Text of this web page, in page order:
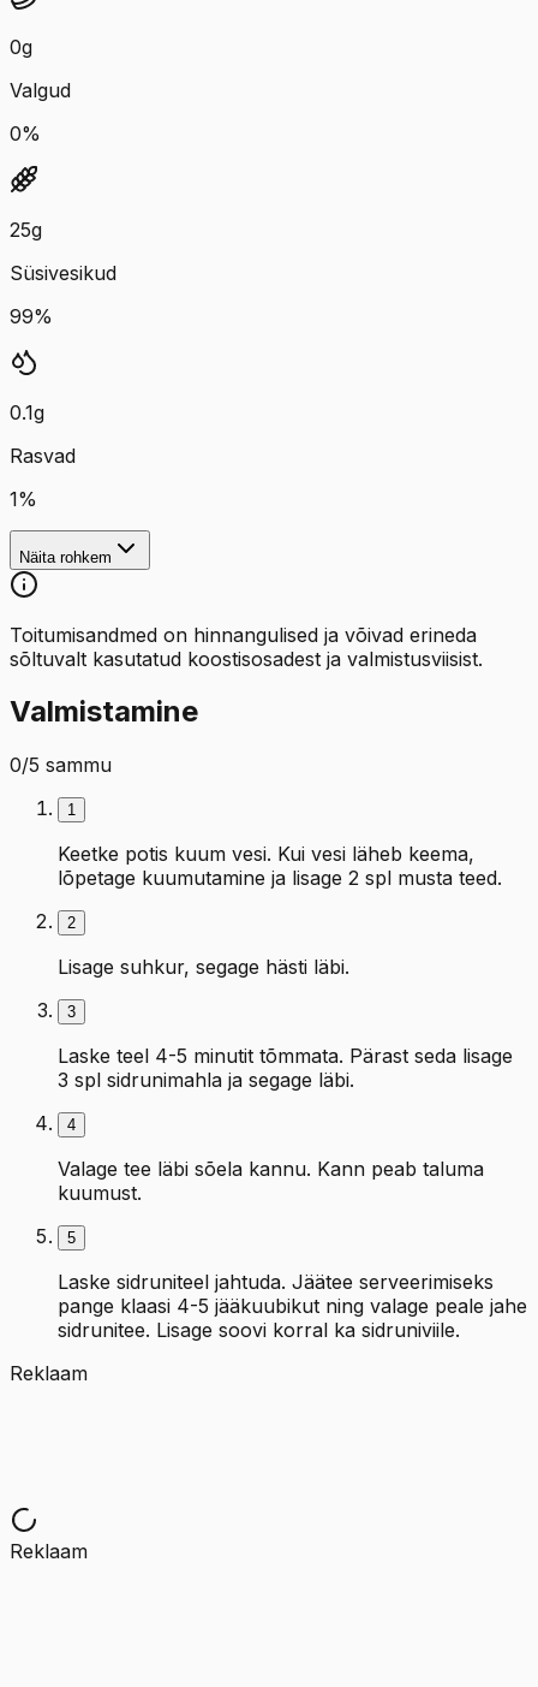
0g
Valgud
0%
25g
Süsivesikud
99%
0.1g
Rasvad
1%
Näita rohkem
Toitumisandmed on hinnangulised ja võivad erineda
sõltuvalt kasutatud koostisosadest ja valmistusviisist.
Valmistamine
0/5 sammu
1
Keetke potis kuum vesi. Kui vesi läheb keema,
lõpetage kuumutamine ja lisage 2 spl musta teed.
2
Lisage suhkur, segage hästi läbi.
3
Laske teel 4-5 minutit tõmmata. Pärast seda lisage
3 spl sidrunimahla ja segage läbi.
4
Valage tee läbi sõela kannu. Kann peab taluma
kuumust.
5
Laske sidruniteel jahtuda. Jäätee serveerimiseks
pange klaasi 4-5 jääkuubikut ning valage peale jahe
sidrunitee. Lisage soovi korral ka sidruniviile.
Reklaam
Reklaam